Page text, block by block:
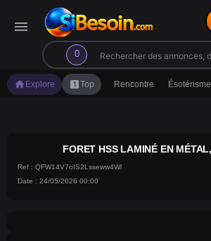
menu
0
search
home Explore looks_oneTop Rencontre Ésotérisme
FORET HSS LAMINÉ EN
Ref : QFW14V7oIS2Lsseww4Wl
Date : 24/05/2026 00:00